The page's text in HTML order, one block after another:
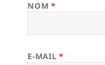
NOM *
E-MAIL *